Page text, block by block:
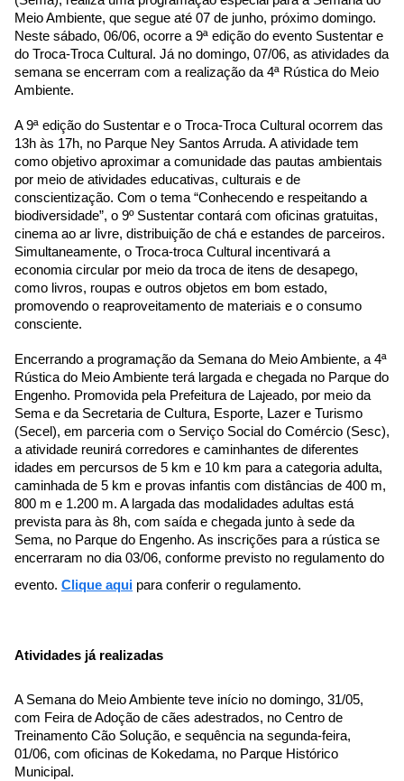
Meio Ambiente, que segue até 07 de junho, próximo domingo.
Neste sábado, 06/06, ocorre a 9ª edição do evento Sustentar e
do Troca-Troca Cultural. Já no domingo, 07/06, as atividades da
semana se encerram com a realização da 4ª Rústica do Meio
Ambiente.
A 9ª edição do Sustentar e o Troca-Troca Cultural ocorrem das
13h às 17h, no Parque Ney Santos Arruda. A atividade tem
como objetivo aproximar a comunidade das pautas ambientais
por meio de atividades educativas, culturais e de
conscientização. Com o tema “Conhecendo e respeitando a
biodiversidade”, o 9º Sustentar contará com oficinas gratuitas,
cinema ao ar livre, distribuição de chá e estandes de parceiros.
Simultaneamente, o Troca-troca Cultural incentivará a
economia circular por meio da troca de itens de desapego,
como livros, roupas e outros objetos em bom estado,
promovendo o reaproveitamento de materiais e o consumo
consciente.
Encerrando a programação da Semana do Meio Ambiente, a 4ª
Rústica do Meio Ambiente terá largada e chegada no Parque do
Engenho. Promovida pela Prefeitura de Lajeado, por meio da
Sema e da Secretaria de Cultura, Esporte, Lazer e Turismo
(Secel), em parceria com o Serviço Social do Comércio (Sesc),
a atividade reunirá corredores e caminhantes de diferentes
idades em percursos de 5 km e 10 km para a categoria adulta,
caminhada de 5 km e provas infantis com distâncias de 400 m,
800 m e 1.200 m. A largada das modalidades adultas está
prevista para às 8h, com saída e chegada junto à sede da
Sema, no Parque do Engenho. As inscrições para a rústica se
encerraram no dia 03/06, conforme previsto no regulamento do
evento. Clique aqui para conferir o regulamento.
Atividades já realizadas
A Semana do Meio Ambiente teve início no domingo, 31/05,
com Feira de Adoção de cães adestrados, no Centro de
Treinamento Cão Solução, e sequência na segunda-feira,
01/06, com oficinas de Kokedama, no Parque Histórico
Municipal.